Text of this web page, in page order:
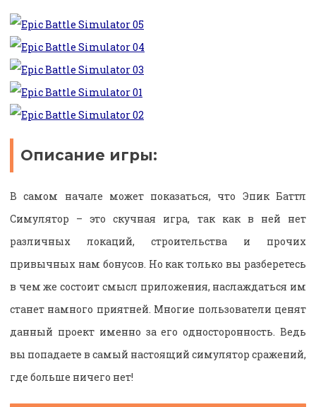
Описание игры:
В самом начале может показаться, что Эпик Баттл
Симулятор – это скучная игра, так как в ней нет
различных локаций, строительства и прочих
привычных нам бонусов. Но как только вы разберетесь
в чем же состоит смысл приложения, наслаждаться им
станет намного приятней. Многие пользователи ценят
данный проект именно за его односторонность. Ведь
вы попадаете в самый настоящий симулятор сражений,
где больше ничего нет!